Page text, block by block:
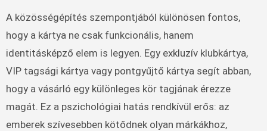
A közösségépítés szempontjából különösen fontos,
hogy a kártya ne csak funkcionális, hanem
identitásképző elem is legyen. Egy exkluzív klubkártya,
VIP tagsági kártya vagy pontgyűjtő kártya segít abban,
hogy a vásárló egy különleges kör tagjának érezze
magát. Ez a pszichológiai hatás rendkívül erős: az
emberek szívesebben kötődnek olyan márkákhoz,